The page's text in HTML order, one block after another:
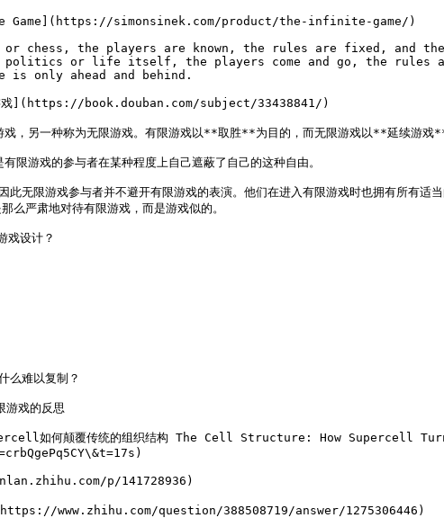
Game](https://simonsinek.com/product/the-infinite-game/)
chess, the players are known, the rules are fixed, and
or life itself, the players come and go, the rules
only ahead and behind.
戏](https://book.douban.com/subject/33438841/)
，另一种称为无限游戏。有限游戏以**取胜**为目的，而无限游戏以**延续游戏**
限游戏的参与者在某种程度上自己遮蔽了自己的这种自由。
无限游戏参与者并不避开有限游戏的表演。他们在进入有限游戏时也拥有所有适
么严肃地对待有限游戏，而是游戏似的。
设计？
难以复制？
戏的反思
如何颠覆传统的组织结构 The Cell Structure: How Supercell
p/141728936)
计](https://www.zhihu.com/question/388508719/answer/1275306446)